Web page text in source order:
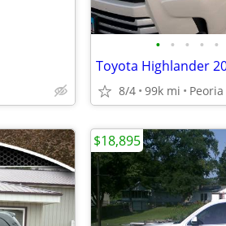
• • • • •
Toyota Highlander
8/4 99k mi Peoria
$18,895